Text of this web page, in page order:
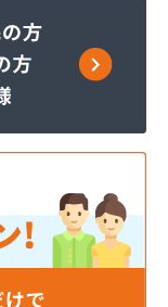
業所